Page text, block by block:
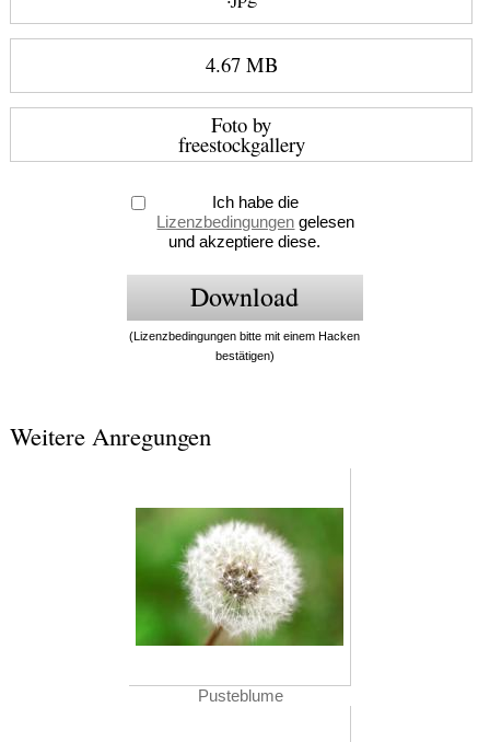
4.67 MB
Foto by
freestockgallery
Ich habe die
Lizenzbedingungen gelesen
und akzeptiere diese.
(Lizenzbedingungen bitte mit einem Hacken
bestätigen)
Weitere Anregungen
Pusteblume